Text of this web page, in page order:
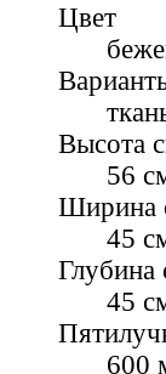
Цвет
Высота
56
Ширина
45
Глубина
45
600